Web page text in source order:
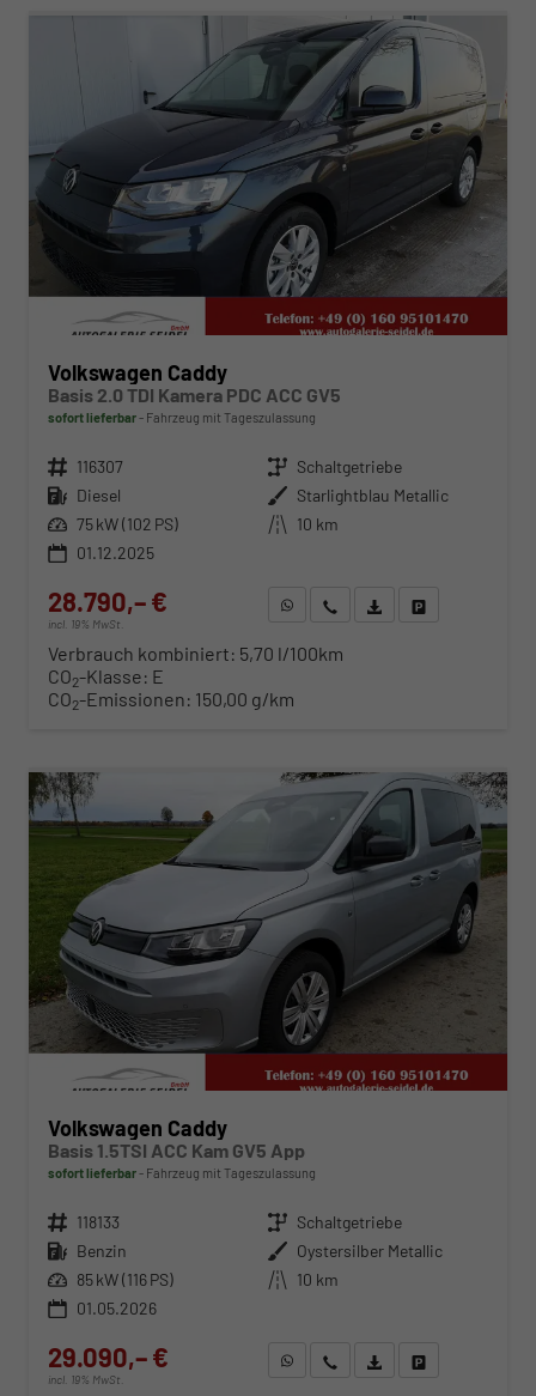
Volkswagen Caddy
Basis 2.0 TDI Kamera PDC ACC GV5
sofort lieferbar Fahrzeug mit Tageszulassung
Fahrzeugnr. 116307 Getriebe Schaltgetriebe
Kraftstoff Diesel Außenfarbe Starlightblau Metallic
Leistung 75 kW (102 PS) Kilometerstand 10 km
01.12.2025
28.790,– €
incl. 19% MwSt.
WhatsApp anfragen
Wir rufen Sie anFahrzeugexposé (PDF)
Verbrauch kombiniert: 5,70 l/100km
CO2-Klasse: E
CO2-Emissionen: 150,00 g/km
Volkswagen Caddy
Basis 1.5TSI ACC Kam GV5 App
sofort lieferbar Fahrzeug mit Tageszulassung
Fahrzeugnr. 118133 Getriebe Schaltgetriebe
Kraftstoff Benzin Außenfarbe Oystersilber Metallic
Leistung 85 kW (116 PS) Kilometerstand 10 km
01.05.2026
29.090,– €
incl. 19% MwSt.
WhatsApp anfragen
Wir rufen Sie anFahrzeugexposé (PDF)